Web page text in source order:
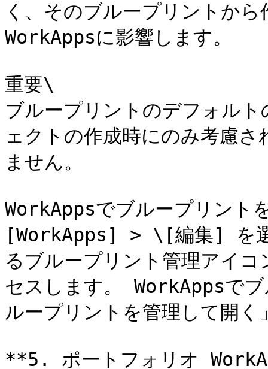
く、そのブループリントか
WorkAppsに影響します。
重要\
ブループリントのデフォル
ェクトの作成時にのみ考慮
ません。
WorkAppsでブループリント
[WorkApps] > \[編集] を選
るブループリント管理アイ
セスします。 WorkAppsで
ループリントを管理して開く
**5. ポートフォリオ